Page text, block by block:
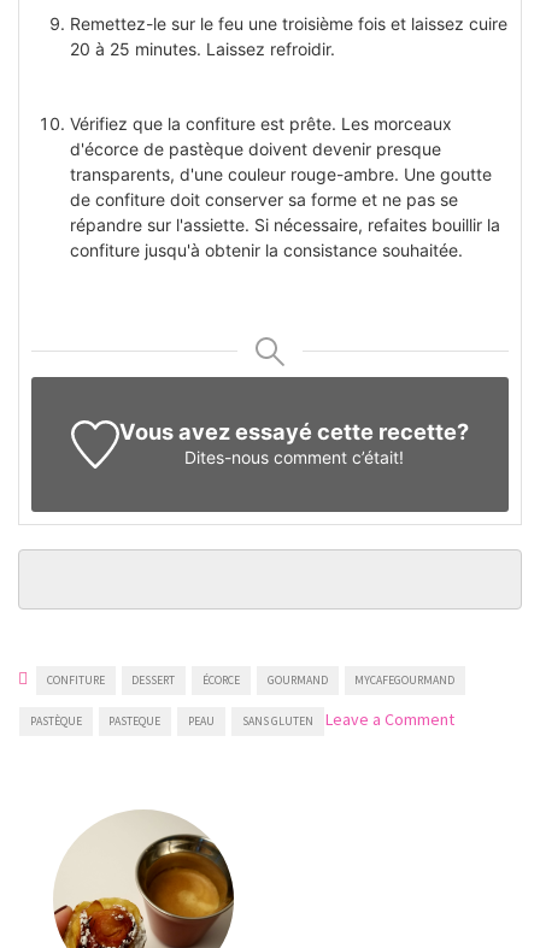
Remettez-le sur le feu une troisième fois et laissez cuire
20 à 25 minutes. Laissez refroidir.
Vérifiez que la confiture est prête. Les morceaux
d'écorce de pastèque doivent devenir presque
transparents, d'une couleur rouge-ambre. Une goutte
de confiture doit conserver sa forme et ne pas se
répandre sur l'assiette. Si nécessaire, refaites bouillir la
confiture jusqu'à obtenir la consistance souhaitée.
Vous avez essayé cette recette?
Dites-nous comment c’était!
CONFITURE DESSERT ÉCORCE GOURMAND MYCAFEGOURMAND
PASTÈQUE PASTEQUE PEAU SANS GLUTEN Leave a Commenton